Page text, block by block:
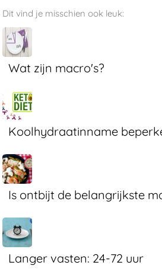
Dit vind je misschien ook leuk:
Wat zijn macro's?
Koolhydraatinname
Is ontbijt de belangrijkste
Langer vasten: 24-72 uur